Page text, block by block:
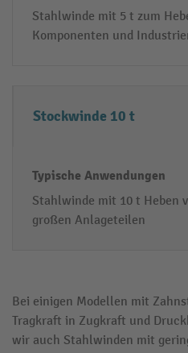
Stahlwinde mit 5 t zum
Komponenten und
Stockwinde 10 t
Stahlwinde mit 10 t Heben
großen Anlageteilen
Bei einigen Modellen mit
Tragkraft in Zugkraft und
wir auch Stahlwinden mit